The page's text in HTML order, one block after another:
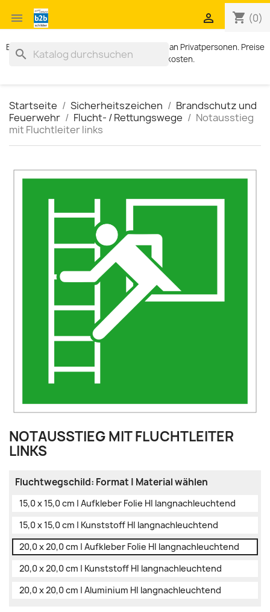
 shopping_cart (0)

Exklusiv für Geschäftskunden. Kein Verkauf an Privatpersonen. Preise
zzgl. MWST und Versandkosten.
search
Startseite Sicherheitszeichen
Brandschutz und
Feuerwehr
Flucht- / Rettungswege
Notausstieg
mit Fluchtleiter links
NOTAUSSTIEG MIT FLUCHTLEITER
LINKS
Fluchtwegschild: Format | Material wählen
15,0 x 15,0 cm | Aufkleber Folie HI langnachleuchtend
15,0 x 15,0 cm | Kunststoff HI langnachleuchtend
20,0 x 20,0 cm | Aufkleber Folie HI langnachleuchtend
20,0 x 20,0 cm | Kunststoff HI langnachleuchtend
20,0 x 20,0 cm | Aluminium HI langnachleuchtend